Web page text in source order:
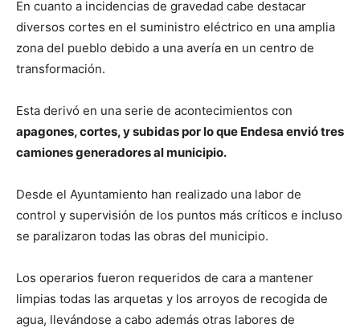
En cuanto a incidencias de gravedad cabe destacar
diversos cortes en el suministro eléctrico en una amplia
zona del pueblo debido a una avería en un centro de
transformación.
Esta derivó en una serie de acontecimientos con
apagones, cortes, y subidas por lo que Endesa envió tres
camiones generadores al municipio.
Desde el Ayuntamiento han realizado una labor de
control y supervisión de los puntos más críticos e incluso
se paralizaron todas las obras del municipio.
Los operarios fueron requeridos de cara a mantener
limpias todas las arquetas y los arroyos de recogida de
agua, llevándose a cabo además otras labores de